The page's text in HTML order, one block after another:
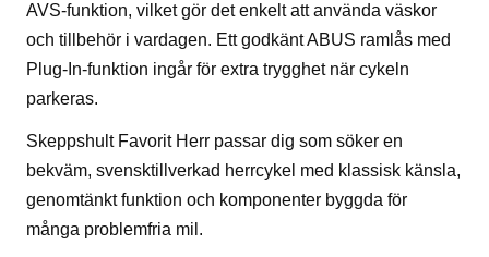
AVS-funktion, vilket gör det enkelt att använda väskor
och tillbehör i vardagen. Ett godkänt ABUS ramlås med
Plug-In-funktion ingår för extra trygghet när cykeln
parkeras.
Skeppshult Favorit Herr passar dig som söker en
bekväm, svensktillverkad herrcykel med klassisk känsla,
genomtänkt funktion och komponenter byggda för
många problemfria mil.